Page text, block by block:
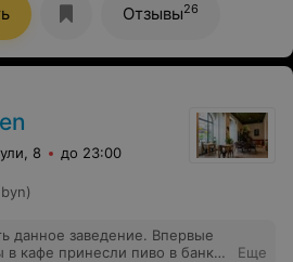
Отзывы26
8 до 23:00
данное заведение. Впервые
кафе принесли пиво в банке,
Еще